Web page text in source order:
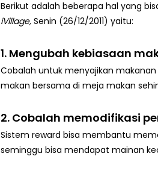
Berikut adalah beberapa hal yang
iVillage, Senin (26/12/2011) yaitu:
1. Mengubah kebiasaan
Cobalah untuk menyajikan
makan bersama di meja makan
2. Cobalah memodifikasi
Sistem reward bisa membantu
seminggu bisa mendapat mainan